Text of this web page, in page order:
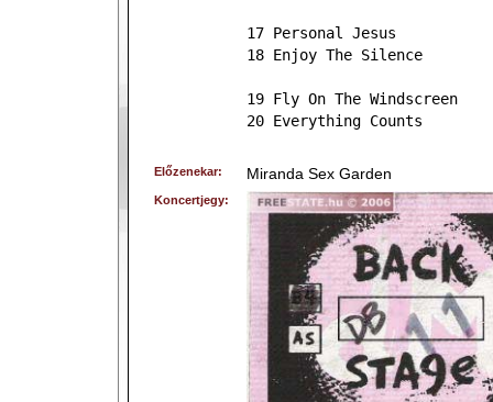
17 Personal Jesus
18 Enjoy The Silence
19 Fly On The Windscreen
20 Everything Counts
Előzenekar: Miranda Sex Garden
Koncertjegy: